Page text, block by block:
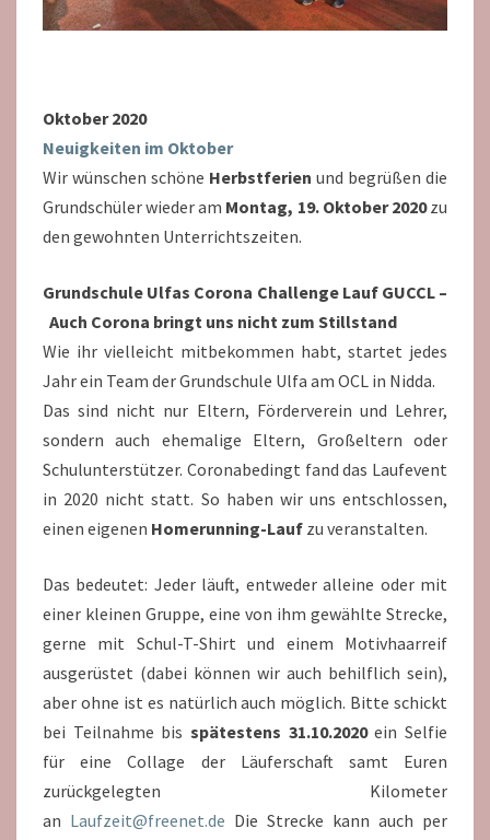
Oktober 2020
Neuigkeiten im Oktober
Wir wünschen schöne Herbstferien und begrüßen die
Grundschüler wieder am Montag, 19. Oktober 2020zu
den gewohnten Unterrichtszeiten.
Grundschule Ulfas Corona Challenge Lauf GUCCL –
Auch Corona bringt uns nicht zum Stillstand
Wie ihr vielleicht mitbekommen habt, startet jedes
Jahr ein Team der Grundschule Ulfa am OCL in Nidda.
Das sind nicht nur Eltern, Förderverein und Lehrer,
sondern auch ehemalige Eltern, Großeltern oder
Schulunterstützer. Coronabedingt fand das Laufevent
in 2020 nicht statt. So haben wir uns entschlossen,
einen eigenen Homerunning-Lauf zu veranstalten.
Das bedeutet: Jeder läuft, entweder alleine oder mit
einer kleinen Gruppe, eine von ihm gewählte Strecke,
gerne mit Schul-T-Shirt und einem Motivhaarreif
ausgerüstet (dabei können wir auch behilflich sein),
aber ohne ist es natürlich auch möglich. Bitte schickt
bei Teilnahme bis spätestens 31.10.2020ein Selfie
für eine Collage der Läuferschaft samt Euren
zurückgelegten Kilometer
an Laufzeit@freenet.de Die Strecke kann auch per